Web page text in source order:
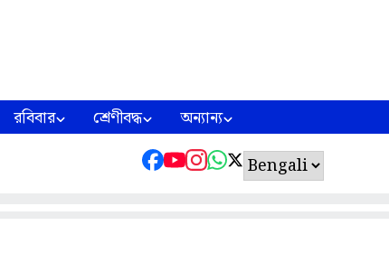
রবিবার শ্রেণীবদ্ধ অন্যান্য